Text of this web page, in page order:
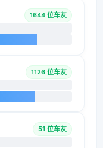
1644 位车友
1126 位车友
51 位车友